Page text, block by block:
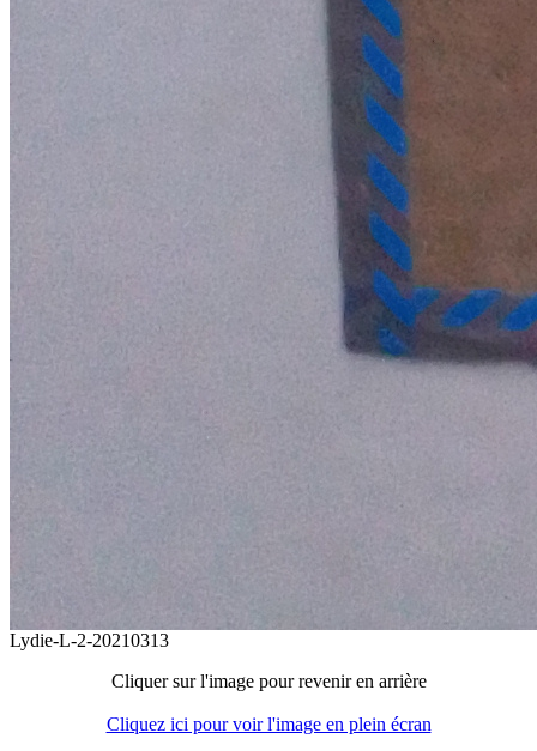
Lydie-L-2-20210313
Cliquer sur l'image pour revenir en arrière
Cliquez ici pour voir l'image en plein écran